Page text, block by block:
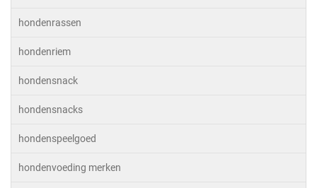
hondenrassen
hondenriem
hondensnack
hondensnacks
hondenspeelgoed
hondenvoeding merken